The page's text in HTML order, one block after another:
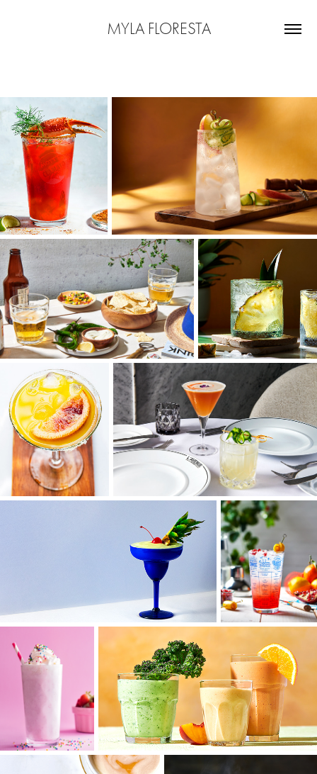
MYLA FLORESTA